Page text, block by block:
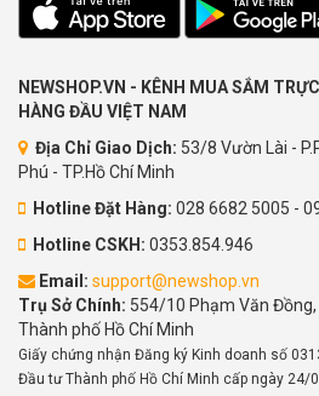
NEWSHOP.VN - KÊNH MUA SẮM
HÀNG ĐẦU VIỆT NAM
Địa Chỉ Giao Dịch: 53/8 Vườn Lài -
Phú - TP.Hồ Chí Minh
Hotline Đặt Hàng: 028 6682 5005 -
Hotline CSKH: 0353.854.946
Email: support@newshop.vn
Trụ Sở Chính: 554/10 Phạm Văn
Thành phố Hồ Chí Minh
Giấy chứng nhận Đăng ký Kinh doanh số
Đầu tư Thành phố Hồ Chí Minh cấp ngày 24/